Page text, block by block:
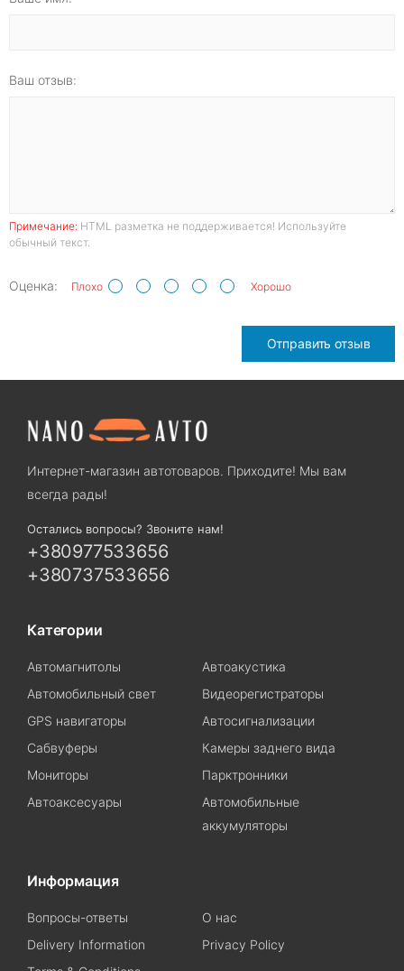
Ваш отзыв:
Примечание: HTML разметка не поддерживается! Используйте
обычный текст.
Оценка: Плохо Хорошо
Отправить отзыв
Интернет-магазин автотоваров. Приходите! Мы вам
всегда рады!
Остались вопросы? Звоните нам!
+380977533656
+380737533656
Категории
Автомагнитолы
Автоакустика
Автомобильный свет
Видеорегистраторы
GPS навигаторы
Автосигнализации
Сабвуферы
Камеры заднего вида
Мониторы
Парктронники
Автоаксесуары
Автомобильные
аккумуляторы
Информация
Вопросы-ответы
О нас
Delivery Information
Privacy Policy